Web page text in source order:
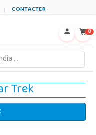
CONTACTER
0
Trek